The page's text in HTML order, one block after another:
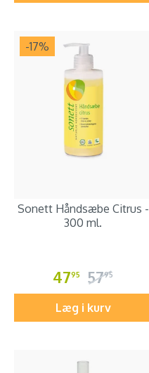
-17%
Sonett Håndsæbe Citrus -
300 ml.
4795 5795
Læg i kurv